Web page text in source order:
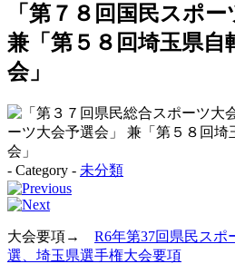
「第７８回国民スポー
兼「第５８回埼玉県自
会」
- Category - 未分類
大会要項→ R6年第37回県民スポ
選、埼玉県選手権大会要項